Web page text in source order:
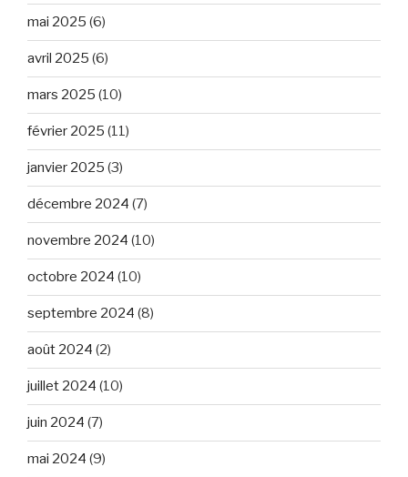
mai 2025 (6)
avril 2025 (6)
mars 2025 (10)
février 2025 (11)
janvier 2025 (3)
décembre 2024 (7)
novembre 2024 (10)
octobre 2024 (10)
septembre 2024 (8)
août 2024 (2)
juillet 2024 (10)
juin 2024 (7)
mai 2024 (9)